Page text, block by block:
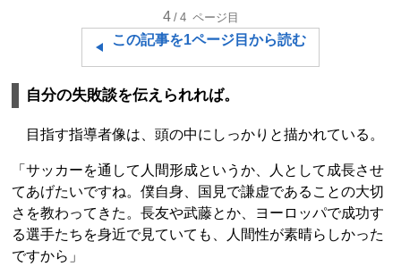
4 /4 ページ目
この記事を1ページ目から読む
自分の失敗談を伝えられれば。
目指す指導者像は、頭の中にしっかりと描かれている。
「サッカーを通して人間形成というか、人として成長させ
てあげたいですね。僕自身、国見で謙虚であることの大切
さを教わってきた。長友や武藤とか、ヨーロッパで成功す
る選手たちを身近で見ていても、人間性が素晴らしかった
ですから」